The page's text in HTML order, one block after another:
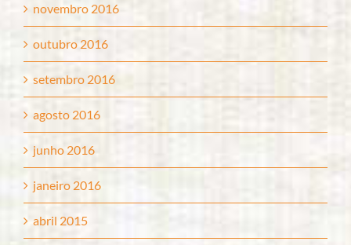
novembro 2016
outubro 2016
setembro 2016
agosto 2016
junho 2016
janeiro 2016
abril 2015